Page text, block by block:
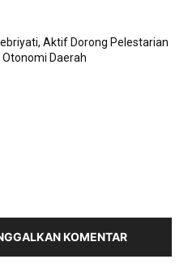
Aktif Dorong Pelestarian
Daerah
KOMENTAR